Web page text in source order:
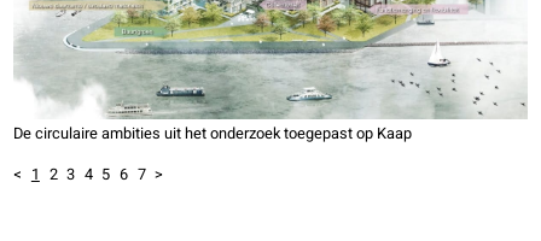
De circulaire ambities uit het onderzoek toegepast op Kaap
< 1 2 3 4 5 6 7 >